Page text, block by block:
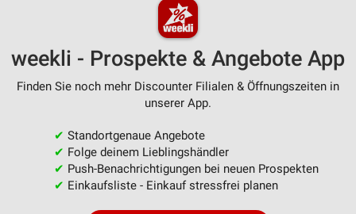
weekli - Prospekte & Angebote App
Finden Sie noch mehr Discounter Filialen & Öffnungszeiten in
unserer App.
✔ Standortgenaue Angebote
✔ Folge deinem Lieblingshändler
✔ Push-Benachrichtigungen bei neuen Prospekten
✔ Einkaufsliste - Einkauf stressfrei planen